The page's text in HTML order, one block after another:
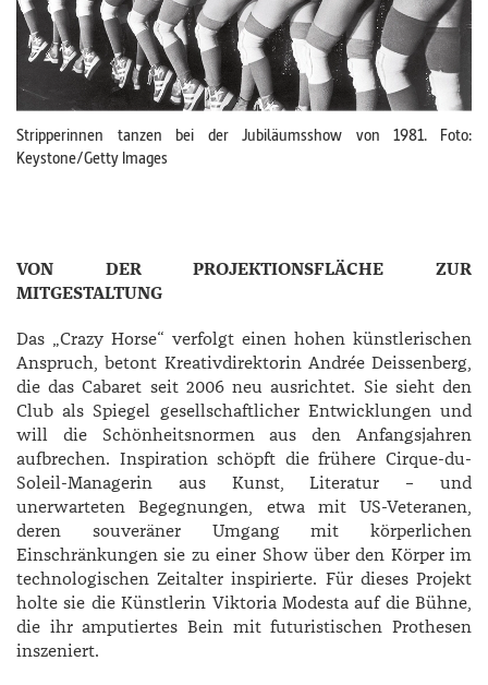
Stripperinnen tanzen bei der Jubiläumsshow von 1981. Foto:
Keystone/Getty Images
VON DER PROJEKTIONSFLÄCHE ZUR
MITGESTALTUNG
Das „Crazy Horse“ verfolgt einen hohen künstlerischen
Anspruch, betont Kreativdirektorin Andrée Deissenberg,
die das Cabaret seit 2006 neu ausrichtet. Sie sieht den
Club als Spiegel gesellschaftlicher Entwicklungen und
will die Schönheitsnormen aus den Anfangsjahren
aufbrechen. Inspiration schöpft die frühere Cirque-du-
Soleil-Managerin aus Kunst, Literatur – und
unerwarteten Begegnungen, etwa mit US-Veteranen,
deren souveräner Umgang mit körperlichen
Einschränkungen sie zu einer Show über den Körper im
technologischen Zeitalter inspirierte. Für dieses Projekt
holte sie die Künstlerin Viktoria Modesta auf die Bühne,
die ihr amputiertes Bein mit futuristischen Prothesen
inszeniert.